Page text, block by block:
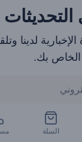
السلة
لدينا
الخاص بك.
SUBSCRIBE